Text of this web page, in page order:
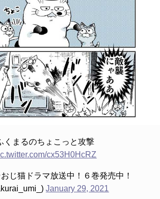
くまるのちょこっと攻撃
cx53H0HcRZ
じ猫ドラマ放送中！６巻発売中！
January 29, 2021